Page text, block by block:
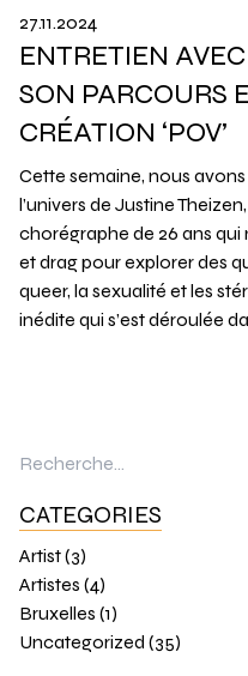
27.11.2024
ENTRETIEN
SON PARCOURS
CRÉATION ‘POV’
Cette semaine, nous
l’univers de Justine
chorégraphe de 26 ans
et drag pour explorer des
queer, la sexualité et les
inédite qui s’est déroulée
CATEGORIES
Artist (3)
Artistes (4)
Bruxelles (1)
Uncategorized (35)